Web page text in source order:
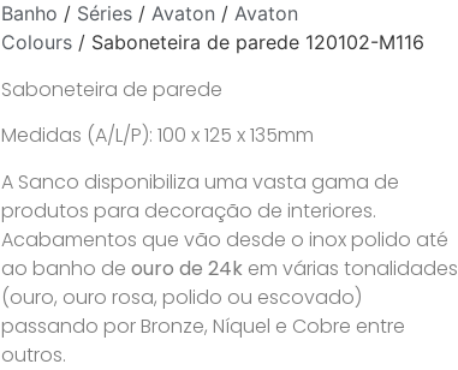
Banho / Séries/ Avaton / Avaton
Colours/ Saboneteira de parede 120102-M116
Saboneteira de parede
Medidas (A/L/P): 100 x 125 x 135mm
A Sanco disponibiliza uma vasta gama de
produtos para decoração de interiores.
Acabamentos que vão desde o inox polido até
ao banho de ouro de 24kem várias tonalidades
(ouro, ouro rosa, polido ou escovado)
passando por Bronze, Níquel e Cobre entre
outros.